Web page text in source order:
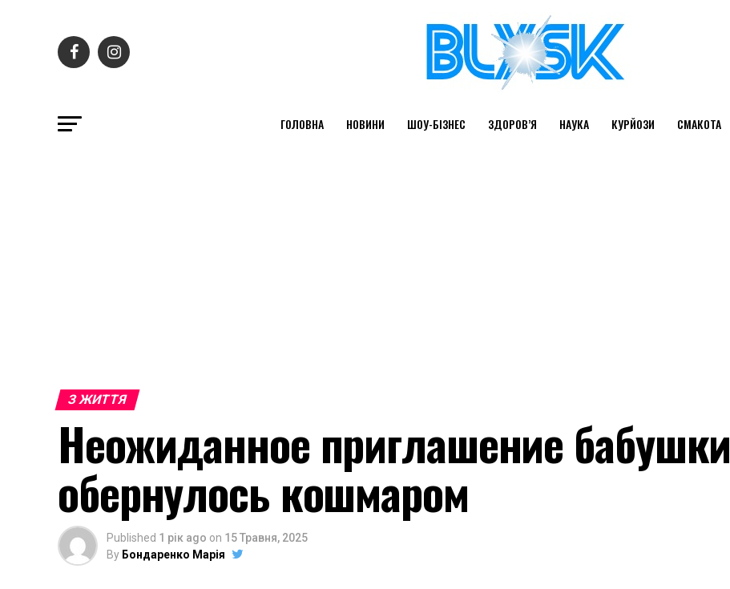
ГОЛОВНА НОВИНИ ШОУ-БІЗНЕС ЗДОРОВ’Я НАУКА КУРЙОЗИ СМАКОТА
З ЖИТТЯ
Неожиданное приглашение бабушки
обернулось кошмаром
Published 1 рік ago on 15 Травня, 2025
By Бондаренко Марія